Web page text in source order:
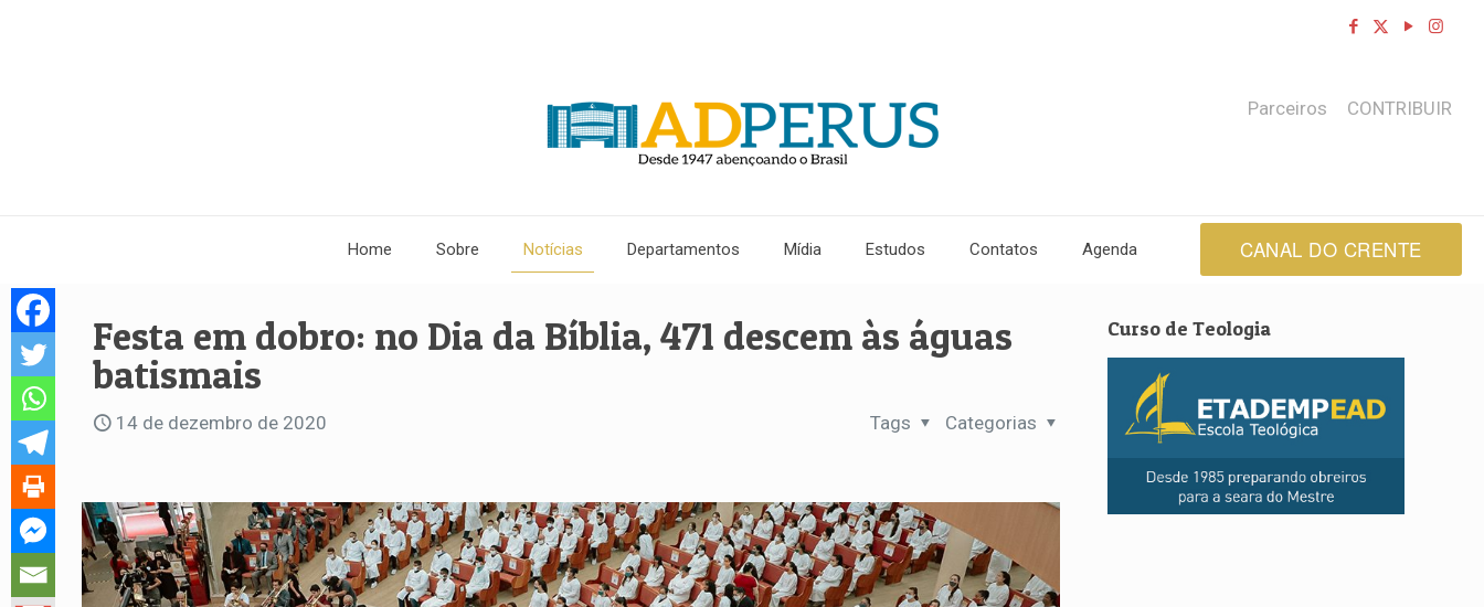
Home Sobre Notícias Departamentos Mídia Estudos Contatos Agenda
Parceiros CONTRIBUIR
CANAL DO CRENTE
Festa em dobro: no Dia da Bíblia, 471 descem às águas
batismais
14 de dezembro de 2020 Categorias
Tags
Curso de Teologia